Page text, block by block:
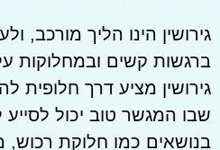
גירושין הינו הליך מורכב,
ברגשות קשים ובמחלוקות
גירושין מציע דרך חלופית
שבו המגשר טוב יכול לסייע
בנושאים כמו חלוקת רכוש,